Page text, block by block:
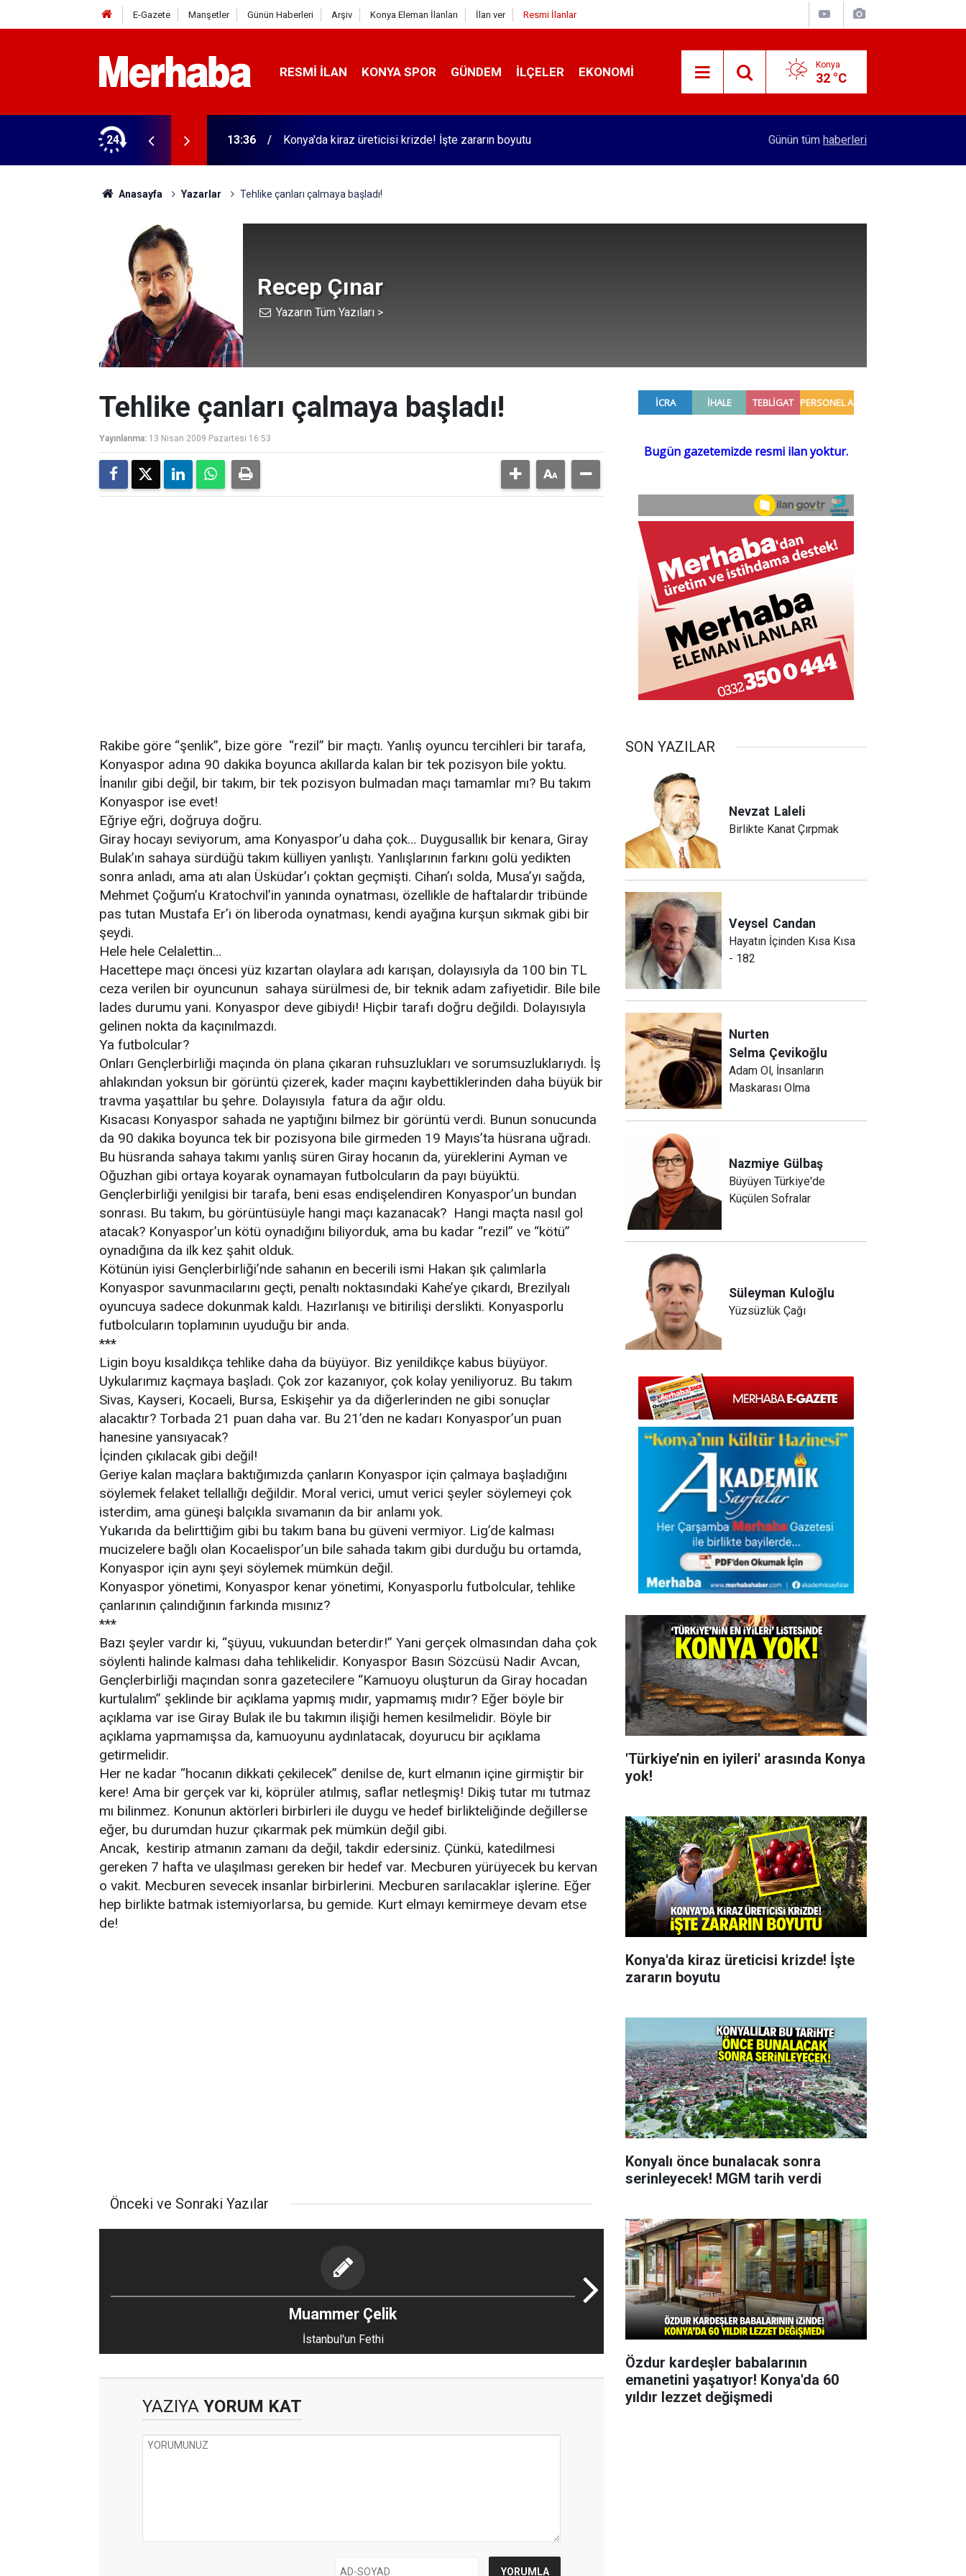
E-Gazete Manşetler Günün Haberleri Arşiv Konya Eleman İlanları İlan ver Resmi İlanlar
RESMI İLAN KONYA SPOR GÜNDEM İLÇELER EKONOMI Konya
32 °C
24 13:36 Konya'da kiraz üreticisi krizde! İşte zararın boyutu Birlikte Kanat Çırpmak
Günün tüm haberleri
Anasayfa Yazarlar Tehlike çanları çalmaya başladı!
Recep Çınar
Yazarın Tüm Yazıları >
Tehlike çanları çalmaya başladı!
Yayınlanma: 13 Nisan 2009 Pazartesi 16:53
Rakibe göre “şenlik”, bize göre “rezil” bir maçtı. Yanlış oyuncu tercihleri bir tarafa,
Konyaspor adına 90 dakika boyunca akıllarda kalan bir tek pozisyon bile yoktu.
İnanılır gibi değil, bir takım, bir tek pozisyon bulmadan maçı tamamlar mı? Bu takım
Konyaspor ise evet!
Eğriye eğri, doğruya doğru.
Giray hocayı seviyorum, ama Konyaspor’u daha çok… Duygusallık bir kenara, Giray
Bulak’ın sahaya sürdüğü takım külliyen yanlıştı. Yanlışlarının farkını golü yedikten
sonra anladı, ama atı alan Üsküdar’ı çoktan geçmişti. Cihan’ı solda, Musa’yı sağda,
Mehmet Çoğum’u Kratochvil’in yanında oynatması, özellikle de haftalardır tribünde
pas tutan Mustafa Er’i ön liberoda oynatması, kendi ayağına kurşun sıkmak gibi bir
şeydi.
Hele hele Celalettin…
Hacettepe maçı öncesi yüz kızartan olaylara adı karışan, dolayısıyla da 100 bin TL
ceza verilen bir oyuncunun sahaya sürülmesi de, bir teknik adam zafiyetidir. Bile bile
lades durumu yani. Konyaspor deve gibiydi! Hiçbir tarafı doğru değildi. Dolayısıyla
gelinen nokta da kaçınılmazdı.
Ya futbolcular?
Onları Gençlerbirliği maçında ön plana çıkaran ruhsuzlukları ve sorumsuzluklarıydı. İş
ahlakından yoksun bir görüntü çizerek, kader maçını kaybettiklerinden daha büyük bir
travma yaşattılar bu şehre. Dolayısıyla fatura da ağır oldu.
Kısacası Konyaspor sahada ne yaptığını bilmez bir görüntü verdi. Bunun sonucunda
da 90 dakika boyunca tek bir pozisyona bile girmeden 19 Mayıs’ta hüsrana uğradı.
Bu hüsranda sahaya takımı yanlış süren Giray hocanın da, yüreklerini Ayman ve
Oğuzhan gibi ortaya koyarak oynamayan futbolcuların da payı büyüktü.
Gençlerbirliği yenilgisi bir tarafa, beni esas endişelendiren Konyaspor’un bundan
sonrası. Bu takım, bu görüntüsüyle hangi maçı kazanacak? Hangi maçta nasıl gol
atacak? Konyaspor’un kötü oynadığını biliyorduk, ama bu kadar “rezil” ve “kötü”
oynadığına da ilk kez şahit olduk.
Kötünün iyisi Gençlerbirliği’nde sahanın en becerili ismi Hakan şık çalımlarla
Konyaspor savunmacılarını geçti, penaltı noktasındaki Kahe’ye çıkardı, Brezilyalı
oyuncuya sadece dokunmak kaldı. Hazırlanışı ve bitirilişi derslikti. Konyasporlu
futbolcuların toplamının uyuduğu bir anda.
***
Ligin boyu kısaldıkça tehlike daha da büyüyor. Biz yenildikçe kabus büyüyor.
Uykularımız kaçmaya başladı. Çok zor kazanıyor, çok kolay yeniliyoruz. Bu takım
Sivas, Kayseri, Kocaeli, Bursa, Eskişehir ya da diğerlerinden ne gibi sonuçlar
alacaktır? Torbada 21 puan daha var. Bu 21’den ne kadarı Konyaspor’un puan
hanesine yansıyacak?
İçinden çıkılacak gibi değil!
Geriye kalan maçlara baktığımızda çanların Konyaspor için çalmaya başladığını
söylemek felaket tellallığı değildir. Moral verici, umut verici şeyler söylemeyi çok
isterdim, ama güneşi balçıkla sıvamanın da bir anlamı yok.
Yukarıda da belirttiğim gibi bu takım bana bu güveni vermiyor. Lig’de kalması
mucizelere bağlı olan Kocaelispor’un bile sahada takım gibi durduğu bu ortamda,
Konyaspor için aynı şeyi söylemek mümkün değil.
Konyaspor yönetimi, Konyaspor kenar yönetimi, Konyasporlu futbolcular, tehlike
çanlarının çalındığının farkında mısınız?
***
Bazı şeyler vardır ki, “şüyuu, vukuundan beterdir!” Yani gerçek olmasından daha çok
söylenti halinde kalması daha tehlikelidir. Konyaspor Basın Sözcüsü Nadir Avcan,
Gençlerbirliği maçından sonra gazetecilere “Kamuoyu oluşturun da Giray hocadan
kurtulalım” şeklinde bir açıklama yapmış mıdır, yapmamış mıdır? Eğer böyle bir
açıklama var ise Giray Bulak ile bu takımın ilişiği hemen kesilmelidir. Böyle bir
açıklama yapmamışsa da, kamuoyunu aydınlatacak, doyurucu bir açıklama
getirmelidir.
Her ne kadar “hocanın dikkati çekilecek” denilse de, kurt elmanın içine girmiştir bir
kere! Ama bir gerçek var ki, köprüler atılmış, saflar netleşmiş! Dikiş tutar mı tutmaz
mı bilinmez. Konunun aktörleri birbirleri ile duygu ve hedef birlikteliğinde değillerse
eğer, bu durumdan huzur çıkarmak pek mümkün değil gibi.
Ancak, kestirip atmanın zamanı da değil, takdir edersiniz. Çünkü, katedilmesi
gereken 7 hafta ve ulaşılması gereken bir hedef var. Mecburen yürüyecek bu kervan
o vakit. Mecburen sevecek insanlar birbirlerini. Mecburen sarılacaklar işlerine. Eğer
hep birlikte batmak istemiyorlarsa, bu gemide. Kurt elmayı kemirmeye devam etse
de!
Önceki ve Sonraki Yazılar
Muammer Çelik
İstanbul'un Fethi
YAZIYA YORUM KAT
SON YAZILAR
Nevzat Laleli
Birlikte Kanat Çırpmak
Veysel Candan
Hayatın İçinden Kısa Kısa
- 182
Nurten
Selma Çevikoğlu
Adam Ol, İnsanların
Maskarası Olma
Nazmiye Gülbaş
Büyüyen Türkiye'de
Küçülen Sofralar
Süleyman Kuloğlu
Yüzsüzlük Çağı
'Türkiye’nin en iyileri' arasında Konya
yok!
Konya'da kiraz üreticisi krizde! İşte
zararın boyutu
Konyalı önce bunalacak sonra
serinleyecek! MGM tarih verdi
Özdur kardeşler babalarının
emanetini yaşatıyor! Konya'da 60
yıldır lezzet değişmedi